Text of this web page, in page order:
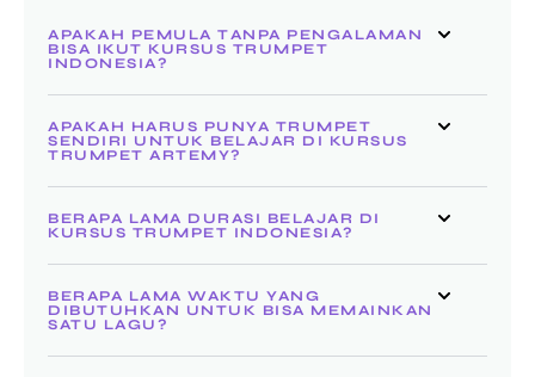
APAKAH PEMULA TANPA PENGALAMAN
BISA IKUT KURSUS TRUMPET
INDONESIA?
APAKAH HARUS PUNYA TRUMPET
SENDIRI UNTUK BELAJAR DI KURSUS
TRUMPET ARTEMY?
BERAPA LAMA DURASI BELAJAR DI
KURSUS TRUMPET INDONESIA?
BERAPA LAMA WAKTU YANG
DIBUTUHKAN UNTUK BISA MEMAINKAN
SATU LAGU?